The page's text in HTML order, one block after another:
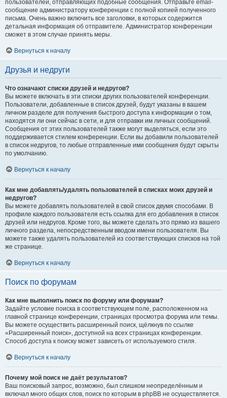
пользователей, отправляющих подобные сообщения. Отправьте email-
сообщение администратору конференции с полной копией полученного
письма. Очень важно включить все заголовки, в которых содержится
детальная информация об отправителе. Администратор конференции
сможет в этом случае принять меры.
Вернуться к началу
Друзья и недруги
Что означают списки друзей и недругов?
Вы можете включать в эти списки других пользователей конференции.
Пользователи, добавленные в список друзей, будут указаны в вашем
личном разделе для получения быстрого доступа к информации о том,
находятся ли они сейчас в сети, и для отправки им личных сообщений.
Сообщения от этих пользователей также могут выделяться, если это
поддерживается стилем конференции. Если вы добавили пользователей
в список недругов, то любые отправленные ими сообщения будут скрыты
по умолчанию.
Вернуться к началу
Как мне добавлять/удалять пользователей в списках моих друзей и
недругов?
Вы можете добавлять пользователей в свой список двумя способами. В
профиле каждого пользователя есть ссылка для его добавления в список
друзей или недругов. Кроме того, вы можете сделать это прямо из вашего
личного раздела, непосредственным вводом имени пользователя. Вы
можете также удалять пользователей из соответствующих списков на той
же странице.
Вернуться к началу
Поиск по форумам
Как мне выполнить поиск по форуму или форумам?
Задайте условие поиска в соответствующем поле, расположенном на
главной странице конференции, страницах просмотра форума или темы.
Вы можете осуществить расширенный поиск, щёлкнув по ссылке
«Расширенный поиск», доступной на всех страницах конференции.
Способ доступа к поиску может зависеть от используемого стиля.
Вернуться к началу
Почему мой поиск не даёт результатов?
Ваш поисковый запрос, возможно, был слишком неопределённым и
включал много общих слов, поиск по которым в phpBB не осуществляется.